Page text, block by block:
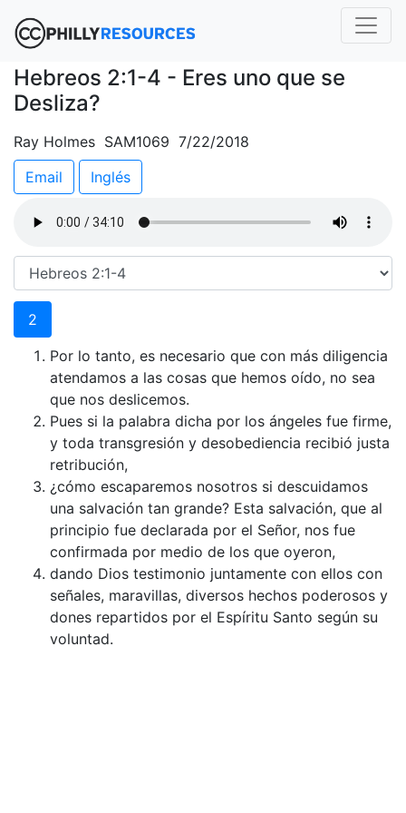
Hebreos 2:1-4 - Eres uno que se
Desliza?
Ray Holmes SAM1069 7/22/2018
Email
Inglés
2
Por lo tanto, es necesario que con más diligencia
atendamos a las cosas que hemos oído, no sea
que nos deslicemos.
Pues si la palabra dicha por los ángeles fue firme,
y toda transgresión y desobediencia recibió justa
retribución,
¿cómo escaparemos nosotros si descuidamos
una salvación tan grande? Esta salvación, que al
principio fue declarada por el Señor, nos fue
confirmada por medio de los que oyeron,
dando Dios testimonio juntamente con ellos con
señales, maravillas, diversos hechos poderosos y
dones repartidos por el Espíritu Santo según su
voluntad.